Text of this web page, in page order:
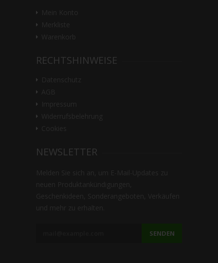
RECHTSHINWEISE
NEWSLETTER
SENDEN